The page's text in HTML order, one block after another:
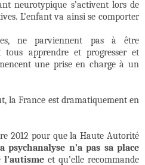
neurotypique s’activent lors de
L’enfant va ainsi se comporter
ne parviennent pas à être
tous apprendre et progresser et
une prise en charge à un
la France est dramatiquement en
2012 pour que la Haute Autorité
psychanalyse n’a pas sa place
et qu’elle recommande